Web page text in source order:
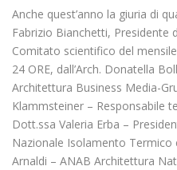
Anche quest’anno la giuria di
Fabrizio Bianchetti, Presidente
Comitato scientifico del
24 ORE, dall’Arch. Donatella
Architettura Business Media-
Klammsteiner – Responsabile
Dott.ssa Valeria Erba –
Nazionale Isolamento Termico
Arnaldi – ANAB Architettura